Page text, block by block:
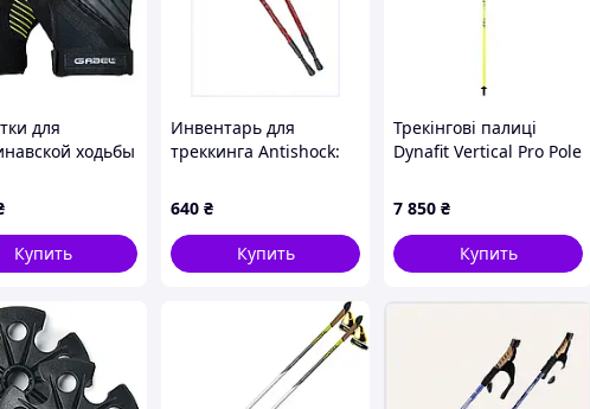
для
ходьбы
Купить
Инвентарь для
треккинга Antishock:
палок, X8X60T7548
640 ₴
Купить
Трекінгові палиці
Dynafit Vertical Pro Pole
7 850 ₴
Купить